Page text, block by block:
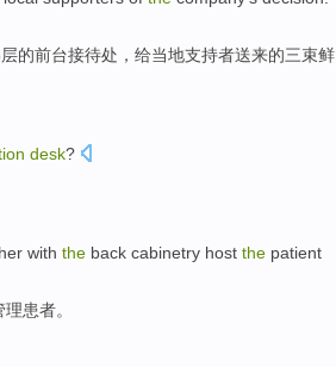
层的前台接待处 ，给当地支持者送来的三束鲜
desk?
with the back cabinetry host the patient
理患者。